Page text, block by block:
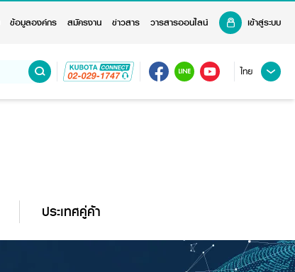
ข้อมูลองค์กร สมัครงาน ข่าวสาร วารสารออนไลน์ เข้าสู่ระบบ
ไทย
ประเทศคู่ค้า